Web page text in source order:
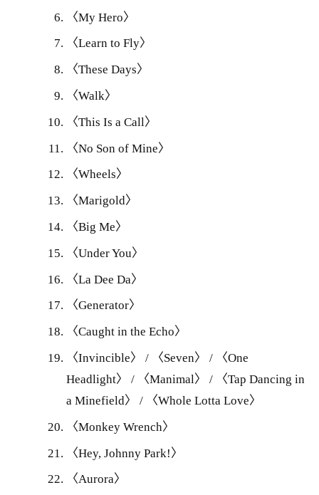
〈My Hero〉
〈Learn to Fly〉
〈These Days〉
〈Walk〉
〈This Is a Call〉
〈No Son of Mine〉
〈Wheels〉
〈Marigold〉
〈Big Me〉
〈Under You〉
〈La Dee Da〉
〈Generator〉
〈Caught in the Echo〉
〈Invincible〉 / 〈Seven〉 / 〈One
Headlight〉 / 〈Manimal〉 / 〈Tap Dancing in
a Minefield〉 / 〈Whole Lotta Love〉
〈Monkey Wrench〉
〈Hey, Johnny Park!〉
〈Aurora〉